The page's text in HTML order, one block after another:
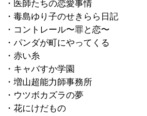
・医師たちの恋愛事情
・毒島ゆり子のせきらら日記
・コントレール〜罪と恋〜
・パンダが町にやってくる
・赤い糸
・キャバすか学園
・増山超能力師事務所
・ウツボカズラの夢
・花にけだもの